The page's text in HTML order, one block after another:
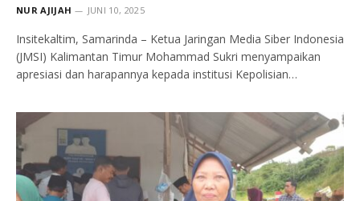
NUR AJIJAH JUNI 10, 2025
Insitekaltim, Samarinda – Ketua Jaringan Media Siber Indonesia
(JMSI) Kalimantan Timur Mohammad Sukri menyampaikan
apresiasi dan harapannya kepada institusi Kepolisian…